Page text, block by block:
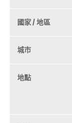
國家 / 地區
城市
地點